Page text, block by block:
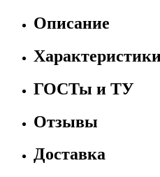
Описание
ГОСТы и ТУ
Отзывы
Доставка